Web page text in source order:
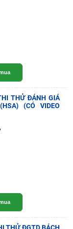
THỬ ĐÁNH GIÁ
(CÓ VIDEO